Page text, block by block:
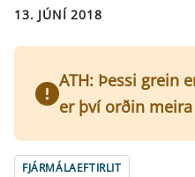
13. JÚNÍ 2018
ATH: Þessi grein
er því orðin
FJÁRMÁLAEFTIRLIT